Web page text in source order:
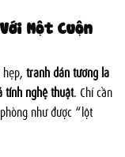
Một Cuộn
tranh dán tường là
tính nghệ thuật. Chỉ cần
như được “lột